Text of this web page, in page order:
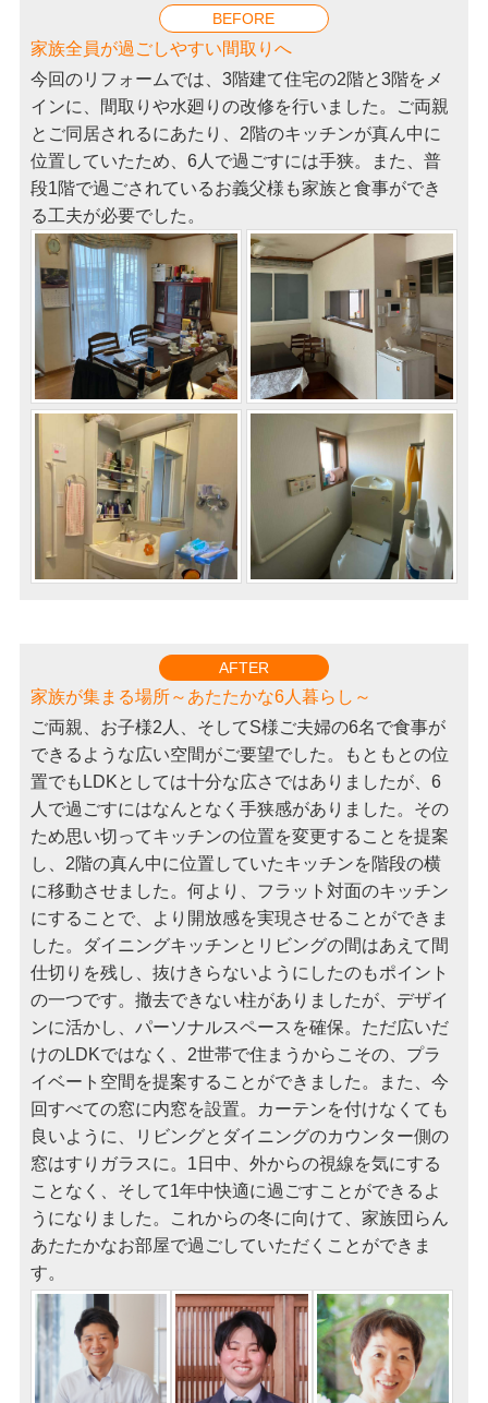
BEFORE
家族全員が過ごしやすい間取りへ
今回のリフォームでは、3階建て住宅の2階と3階をメ
インに、間取りや水廻りの改修を行いました。ご両親
とご同居されるにあたり、2階のキッチンが真ん中に
位置していたため、6人で過ごすには手狭。また、普
段1階で過ごされているお義父様も家族と食事ができ
る工夫が必要でした。
AFTER
家族が集まる場所～あたたかな6人暮らし～
ご両親、お子様2人、そしてS様ご夫婦の6名で食事が
できるような広い空間がご要望でした。もともとの位
置でもLDKとしては十分な広さではありましたが、6
人で過ごすにはなんとなく手狭感がありました。その
ため思い切ってキッチンの位置を変更することを提案
し、2階の真ん中に位置していたキッチンを階段の横
に移動させました。何より、フラット対面のキッチン
にすることで、より開放感を実現させることができま
した。ダイニングキッチンとリビングの間はあえて間
仕切りを残し、抜けきらないようにしたのもポイント
の一つです。撤去できない柱がありましたが、デザイ
ンに活かし、パーソナルスペースを確保。ただ広いだ
けのLDKではなく、2世帯で住まうからこその、プラ
イベート空間を提案することができました。また、今
回すべての窓に内窓を設置。カーテンを付けなくても
良いように、リビングとダイニングのカウンター側の
窓はすりガラスに。1日中、外からの視線を気にする
ことなく、そして1年中快適に過ごすことができるよ
うになりました。これからの冬に向けて、家族団らん
あたたかなお部屋で過ごしていただくことができま
す。